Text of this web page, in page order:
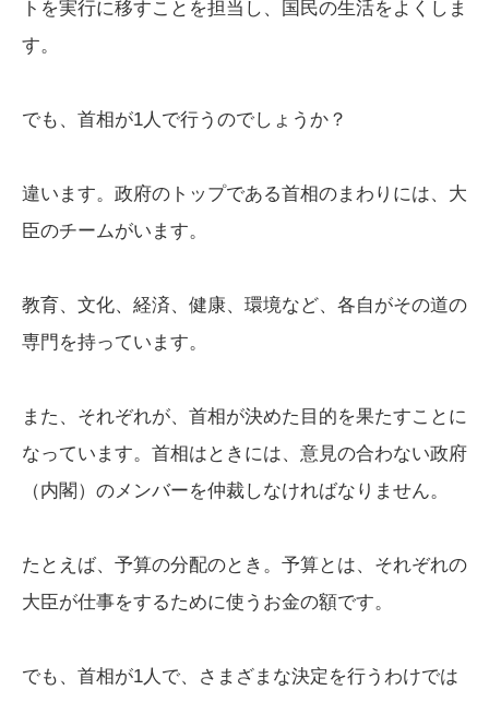
トを実行に移すことを担当し、国民の生活をよくしま
す。
でも、首相が1人で行うのでしょうか？
違います。政府のトップである首相のまわりには、大
臣のチームがいます。
教育、文化、経済、健康、環境など、各自がその道の
専門を持っています。
また、それぞれが、首相が決めた目的を果たすことに
なっています。首相はときには、意見の合わない政府
（内閣）のメンバーを仲裁しなければなりません。
たとえば、予算の分配のとき。予算とは、それぞれの
大臣が仕事をするために使うお金の額です。
でも、首相が1人で、さまざまな決定を行うわけでは